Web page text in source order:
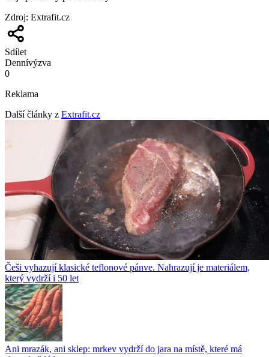
Zdroj: Extrafit.cz
Sdílet
Dennívýzva
0
Reklama
Další články z Extrafit.cz
Češi vyhazují klasické teflonové pánve. Nahrazují je materiálem,
který vydrží i 50 let
Ani mrazák, ani sklep: mrkev vydrží do jara na místě, které má